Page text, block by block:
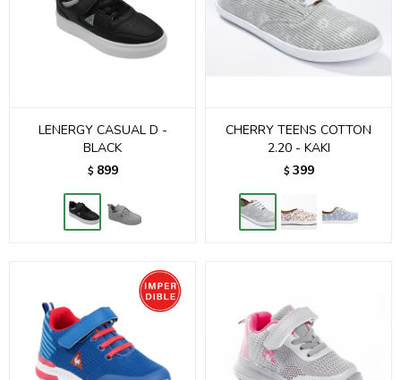
LENERGY CASUAL D -
BLACK
$ 899
CHERRY TEENS COTTON
2.20 - KAKI
$ 399